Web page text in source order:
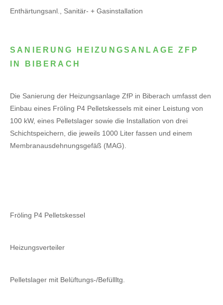
Enthärtungsanl., Sanitär- + Gasinstallation
SANIERUNG HEIZUNGSANLAGE ZFP
IN BIBERACH
Die Sanierung der Heizungsanlage ZfP in Biberach umfasst den
Einbau eines Fröling P4 Pelletskessels mit einer Leistung von
100 kW, eines Pelletslager sowie die Installation von drei
Schichtspeichern, die jeweils 1000 Liter fassen und einem
Membranausdehnungsgefäß (MAG).
Fröling P4 Pelletskessel
Heizungsverteiler
Pelletslager mit Belüftungs-/Befüllltg.